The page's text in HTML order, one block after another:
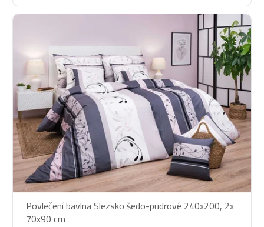
Povlečení bavlna Slezsko šedo-pudrové 240x200, 2x
70x90 cm